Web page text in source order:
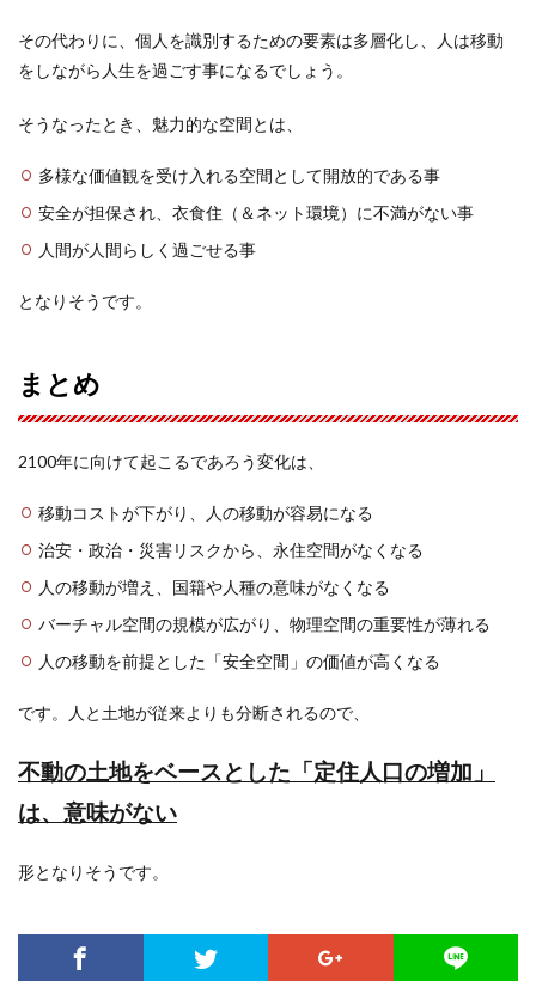
その代わりに、個人を識別するための要素は多層化し、人は移動
をしながら人生を過ごす事になるでしょう。
そうなったとき、魅力的な空間とは、
多様な価値観を受け入れる空間として開放的である事
安全が担保され、衣食住（＆ネット環境）に不満がない事
人間が人間らしく過ごせる事
となりそうです。
まとめ
2100年に向けて起こるであろう変化は、
移動コストが下がり、人の移動が容易になる
治安・政治・災害リスクから、永住空間がなくなる
人の移動が増え、国籍や人種の意味がなくなる
バーチャル空間の規模が広がり、物理空間の重要性が薄れる
人の移動を前提とした「安全空間」の価値が高くなる
です。人と土地が従来よりも分断されるので、
不動の土地をベースとした「定住人口の増加」
は、意味がない
形となりそうです。